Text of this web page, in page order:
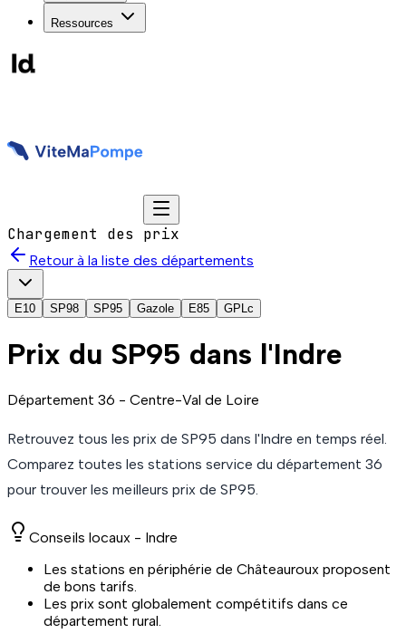
Ressources
Chargement des prix
Retour à la liste des départements
E10 SP98 SP95 Gazole E85 GPLc
Prix du SP95 dans l'Indre
Département 36 - Centre-Val de Loire
Retrouvez tous les prix de SP95 dans l'Indre en temps réel.
Comparez toutes les stations service du département 36
pour trouver les meilleurs prix de SP95.
Conseils locaux - Indre
Les stations en périphérie de Châteauroux proposent
de bons tarifs.
Les prix sont globalement compétitifs dans ce
département rural.